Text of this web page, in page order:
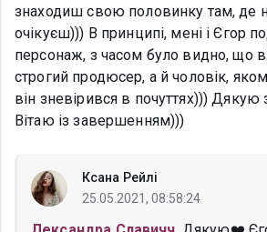
знаходиш свою половинку там, де
очікуєш))) В принципі, мені і Єгор
персонаж, з часом було видно, що
строгий продюсер, а й чоловік,
він зневірився в почуттях)))
Вітаю із завершенням)))
Ксана Рейлі
25.05.2021, 08:58:24